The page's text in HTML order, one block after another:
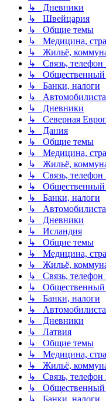
↳ Дневники
↳ Швейцария
↳ Общие темы
↳ Медицина,
↳ Жильё,
↳ Связь, телефон
↳ Общественный
↳ Банки, налоги
↳
↳ Дневники
↳ Северная
↳ Дания
↳ Общие темы
↳ Медицина,
↳ Жильё,
↳ Связь, телефон
↳ Общественный
↳ Банки, налоги
↳
↳ Дневники
↳ Исландия
↳ Общие темы
↳ Медицина,
↳ Жильё,
↳ Связь, телефон
↳ Общественный
↳ Банки, налоги
↳
↳ Дневники
↳ Латвия
↳ Общие темы
↳ Медицина,
↳ Жильё,
↳ Связь, телефон
↳ Общественный
↳ Банки, налоги